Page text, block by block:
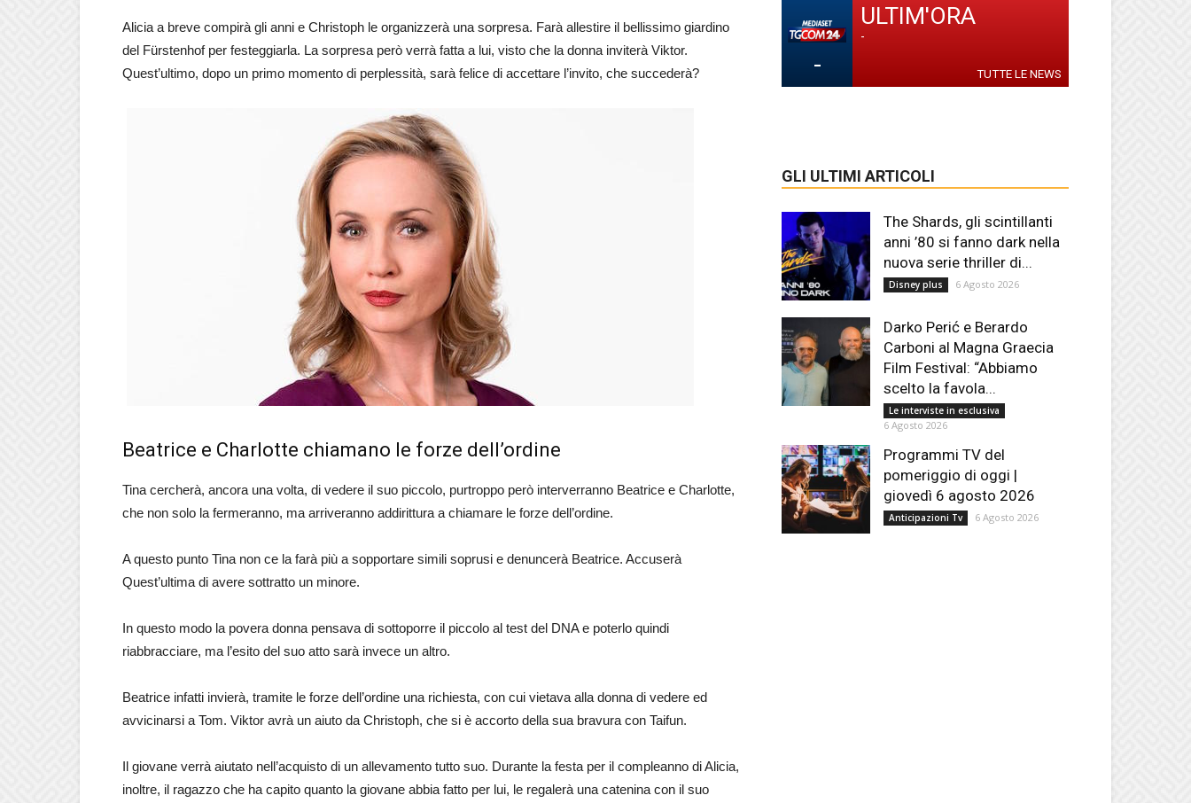
Alicia a breve compirà gli anni e Christoph le organizzerà una sorpresa. Farà allestire il bellissimo giardino
del Fürstenhof per festeggiarla. La sorpresa però verrà fatta a lui, visto che la donna inviterà Viktor.
Quest’ultimo, dopo un primo momento di perplessità, sarà felice di accettare l’invito, che succederà?
Beatrice e Charlotte chiamano le forze dell’ordine
Tina cercherà, ancora una volta, di vedere il suo piccolo, purtroppo però interverranno Beatrice e Charlotte,
che non solo la fermeranno, ma arriveranno addirittura a chiamare le forze dell’ordine.
A questo punto Tina non ce la farà più a sopportare simili soprusi e denuncerà Beatrice. Accuserà
Quest’ultima di avere sottratto un minore.
In questo modo la povera donna pensava di sottoporre il piccolo al test del DNA e poterlo quindi
riabbracciare, ma l’esito del suo atto sarà invece un altro.
Beatrice infatti invierà, tramite le forze dell’ordine una richiesta, con cui vietava alla donna di vedere ed
avvicinarsi a Tom. Viktor avrà un aiuto da Christoph, che si è accorto della sua bravura con Taifun.
Il giovane verrà aiutato nell’acquisto di un allevamento tutto suo. Durante la festa per il compleanno di Alicia,
inoltre, il ragazzo che ha capito quanto la giovane abbia fatto per lui, le regalerà una catenina con il suo
-
ULTIM'ORA
-
TUTTE LE NEWS
GLI ULTIMI ARTICOLI
The Shards, gli scintillanti
anni ’80 si fanno dark nella
nuova serie thriller di...
Disney plus 6 Agosto 2026
Darko Perić e Berardo
Carboni al Magna Graecia
Film Festival: “Abbiamo
scelto la favola...
Le interviste in esclusiva
6 Agosto 2026
Programmi TV del
pomeriggio di oggi |
giovedì 6 agosto 2026
Anticipazioni Tv 6 Agosto 2026